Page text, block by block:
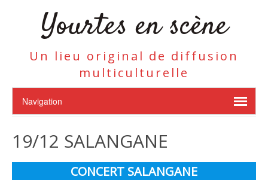
Yourtes en scène
Un lieu original de diffusion
multiculturelle
19/12 SALANGANE
CONCERT SALANGANE